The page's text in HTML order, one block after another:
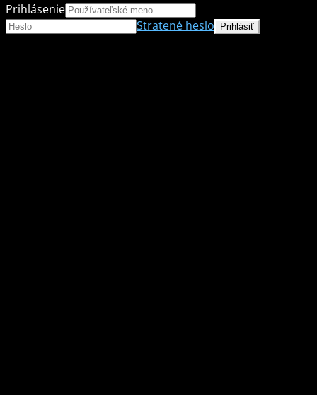
Prihlásenie
Stratené heslo